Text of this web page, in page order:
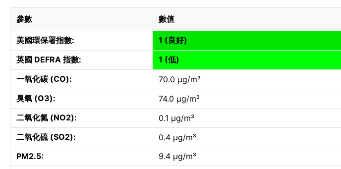
參數 數值
美國環保署指數:
1 (良好)
英國 DEFRA 指數:
1 (低)
一氧化碳 (CO):
70.0 µg/m³
臭氧 (O3):
74.0 µg/m³
二氧化氮 (NO2):
0.1 µg/m³
二氧化硫 (SO2):
0.4 µg/m³
PM2.5:
9.4 µg/m³